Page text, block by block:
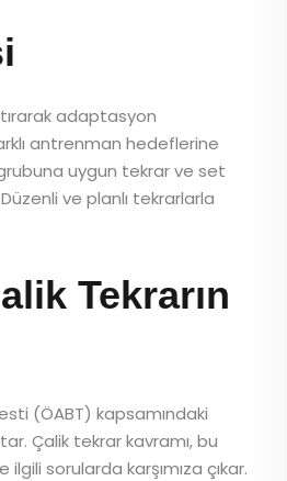
adaptasyon
antrenman hedeflerine
uygun tekrar ve set
ve planlı tekrarlarla
Tekrarın
(ÖABT) kapsamındaki
Çalik tekrar kavramı, bu
sorularda karşımıza çıkar.